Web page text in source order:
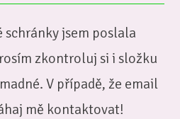
schránky jsem poslala
zkontroluj si i složku
V případě, že email
mě kontaktovat!